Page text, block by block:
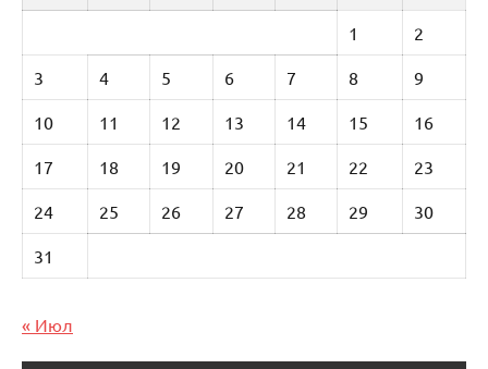
1 2
3 4 5 6 7 8 9
10 11 12 13 14 15 16
17 18 19 20 21 22 23
24 25 26 27 28 29 30
31
« Июл